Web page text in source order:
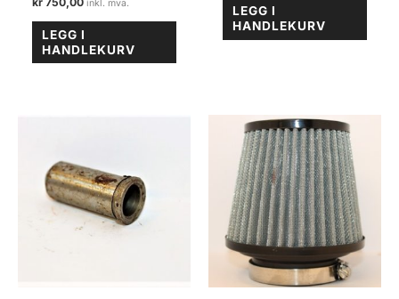
LEGG I
HANDLEKURV
LEGG I
HANDLEKURV